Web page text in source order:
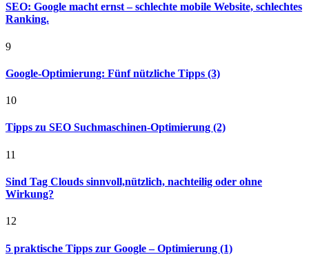
SEO: Google macht ernst – schlechte mobile Website, schlechtes
Ranking.
9
Google-Optimierung: Fünf nützliche Tipps (3)
10
Tipps zu SEO Suchmaschinen-Optimierung (2)
11
Sind Tag Clouds sinnvoll,nützlich, nachteilig oder ohne
Wirkung?
12
5 praktische Tipps zur Google – Optimierung (1)